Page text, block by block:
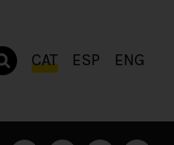
CAT ESP ENG